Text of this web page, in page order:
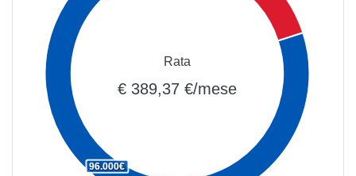
96.000€
Rata
€ 389,37 €/mese